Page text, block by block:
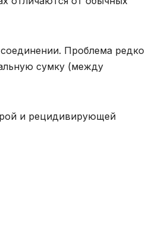
Проблема редко
сумку (между
и рецидивирующей